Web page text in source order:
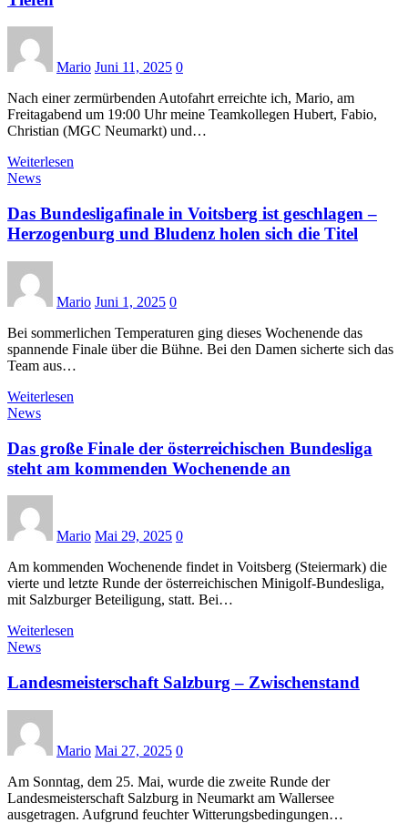
Mario Juni 11, 2025 0
Nach einer zermürbenden Autofahrt erreichte ich, Mario, am
Freitagabend um 19:00 Uhr meine Teamkollegen Hubert, Fabio,
Christian (MGC Neumarkt) und…
Weiterlesen
News
Das Bundesligafinale in Voitsberg ist geschlagen –
Herzogenburg und Bludenz holen sich die Titel
Mario Juni 1, 2025 0
Bei sommerlichen Temperaturen ging dieses Wochenende das
spannende Finale über die Bühne. Bei den Damen sicherte sich das
Team aus…
Weiterlesen
News
Das große Finale der österreichischen Bundesliga
steht am kommenden Wochenende an
Mario Mai 29, 2025 0
Am kommenden Wochenende findet in Voitsberg (Steiermark) die
vierte und letzte Runde der österreichischen Minigolf-Bundesliga,
mit Salzburger Beteiligung, statt. Bei…
Weiterlesen
News
Landesmeisterschaft Salzburg – Zwischenstand
Mario Mai 27, 2025 0
Am Sonntag, dem 25. Mai, wurde die zweite Runde der
Landesmeisterschaft Salzburg in Neumarkt am Wallersee
ausgetragen. Aufgrund feuchter Witterungsbedingungen…